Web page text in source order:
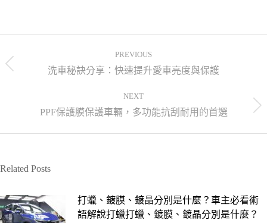
PREVIOUS
洗車秘訣分享：快速提升愛車亮度與保護
NEXT
PPF保護膜保護車輛，多功能抗刮耐用的首選
Related Posts
打蠟、鍍膜、鍍晶分別是什麼？車主必看術
語解說打蠟打蠟、鍍膜、鍍晶分別是什麼？